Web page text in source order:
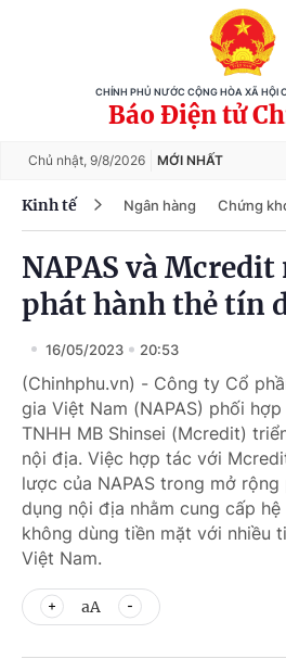
CHÍNH PHỦ NƯỚC CỘNG HÒA XÃ HỘI
Báo Điện tử
Chủ nhật, 9/8/2026 MỚI NHẤT
Kinh tế Ngân hàng Chứng
NAPAS và
phát hành thẻ tín
16/05/2023 20:53
(Chinhphu.vn) - Công ty Cổ
gia Việt Nam (NAPAS) phối
TNHH MB Shinsei (Mcredit)
nội địa. Việc hợp tác với
lược của NAPAS trong mở
dụng nội địa nhằm cung cấp
không dùng tiền mặt với nhiều
Việt Nam.
aA